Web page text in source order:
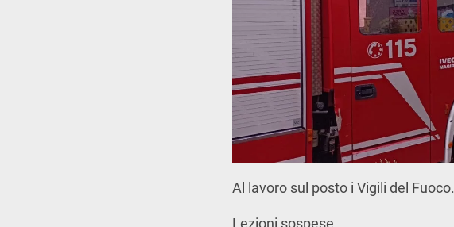
Al lavoro sul posto i Vigili del Fuoco.
Lezioni sospese.